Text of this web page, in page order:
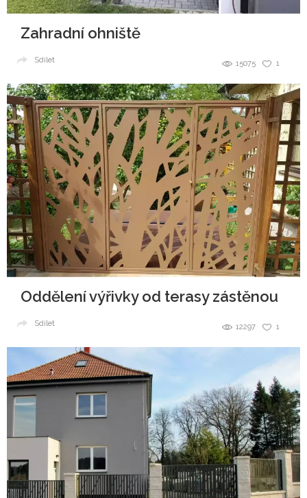
Zahradní ohniště
1
15075
Sdílet
Oddělení výřivky od terasy zástěnou
1
12297
Sdílet